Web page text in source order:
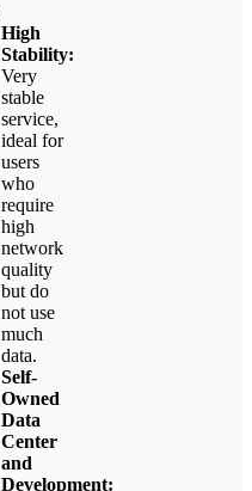
High
Stability:
Very
stable
service,
ideal for
users
who
require
high
network
quality
but do
not use
much
data.
Self-
Owned
Data
Center
and
Development: